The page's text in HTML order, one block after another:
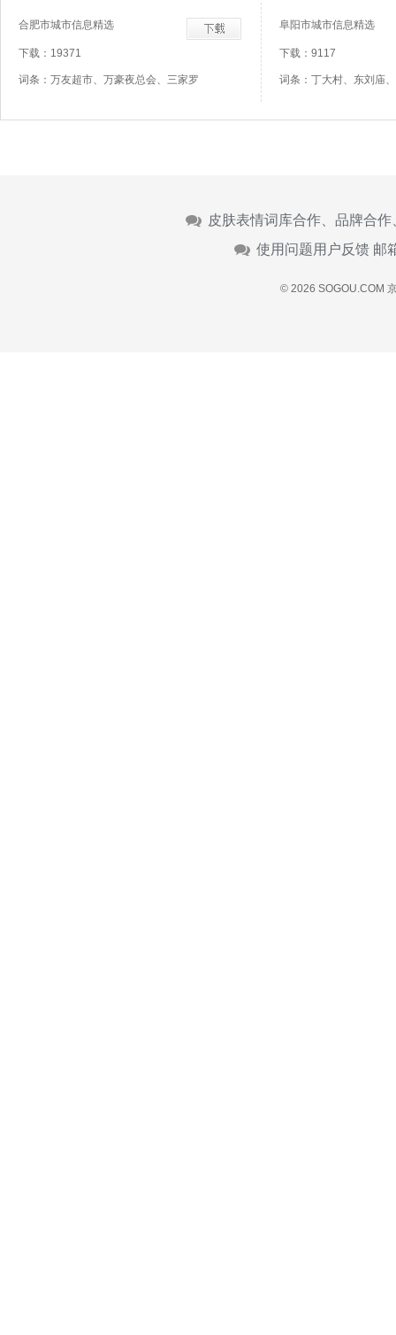
合肥市城市信息精选
下载：19371
词条：万友超市、万豪夜总会、三家罗
阜阳市城市信息精选
下载：9117
词条：丁大村、东刘庙
皮肤表情词库合作、品牌合
使用问题用户反馈 邮
© 2026 SOGOU.COM